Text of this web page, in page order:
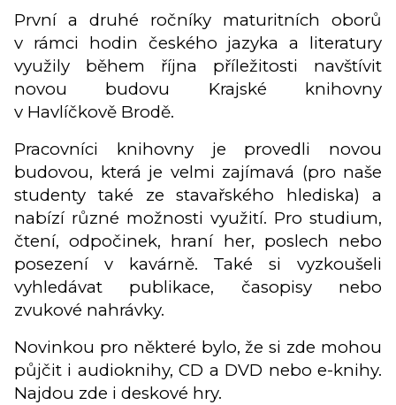
První a druhé ročníky maturitních oborů
v rámci hodin českého jazyka a literatury
využily během října příležitosti navštívit
novou budovu Krajské knihovny
v Havlíčkově Brodě.
Pracovníci knihovny je provedli novou
budovou, která je velmi zajímavá (pro naše
studenty také ze stavařského hlediska) a
nabízí různé možnosti využití. Pro studium,
čtení, odpočinek, hraní her, poslech nebo
posezení v kavárně. Také si vyzkoušeli
vyhledávat publikace, časopisy nebo
zvukové nahrávky.
Novinkou pro některé bylo, že si zde mohou
půjčit i audioknihy, CD a DVD nebo e-knihy.
Najdou zde i deskové hry.